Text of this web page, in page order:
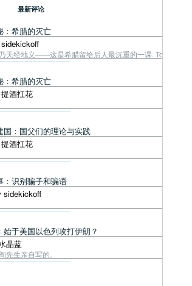
最新评论
：希腊的灭亡
天经地义——这是希腊留给后人最沉重的一课. Tough
：希腊的灭亡
酒扛花
国：国父们的理论与实践
酒扛花
：识别骗子和骗语
sidekickoff
于美国以色列攻打伊朗？
晶蓝
先生亲自写的。